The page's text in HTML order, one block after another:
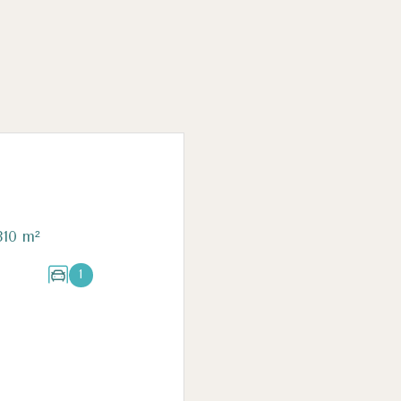
Maison 14 pièce(s) 7 chambre(s) 310 m²
1